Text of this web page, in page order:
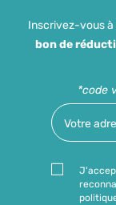
Inscrivez-vous
bon de
*code